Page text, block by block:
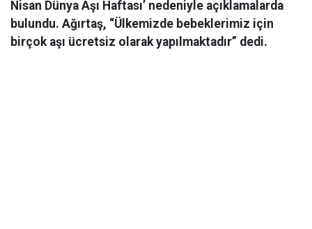
Nisan Dünya Aşı Haftası’ nedeniyle açıklamalarda
bulundu. Ağırtaş, “Ülkemizde bebeklerimiz için
birçok aşı ücretsiz olarak yapılmaktadır” dedi.